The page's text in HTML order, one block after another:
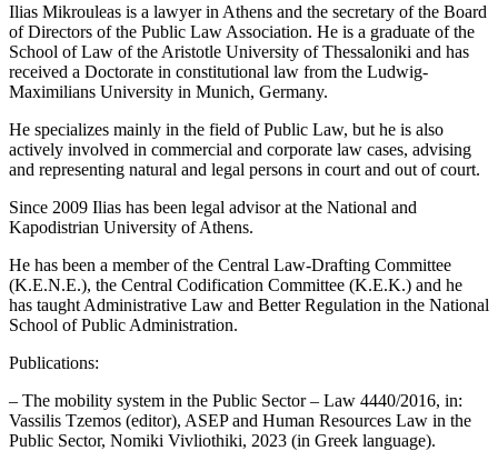
Ilias Mikrouleas is a lawyer in Athens and the secretary of the Board
of Directors of the Public Law Association. He is a graduate of the
School of Law of the Aristotle University of Thessaloniki and has
received a Doctorate in constitutional law from the Ludwig-
Maximilians University in Munich, Germany.
He specializes mainly in the field of Public Law, but he is also
actively involved in commercial and corporate law cases, advising
and representing natural and legal persons in court and out of court.
Since 2009 Ilias has been legal advisor at the National and
Kapodistrian University of Athens.
He has been a member of the Central Law-Drafting Committee
(K.E.N.E.), the Central Codification Committee (K.E.K.) and he
has taught Administrative Law and Better Regulation in the National
School of Public Administration.
Publications:
– The mobility system in the Public Sector – Law 4440/2016, in:
Vassilis Tzemos (editor), ASEP and Human Resources Law in the
Public Sector, Nomiki Vivliothiki, 2023 (in Greek language).